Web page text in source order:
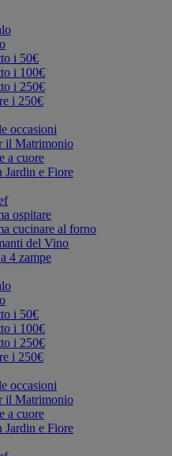
i 50€
i 100€
i 250€
i 250€
occasioni
il Matrimonio
a cuore
Jardin e Fiore
ospitare
cucinare al forno
del Vino
4 zampe
i 50€
i 100€
i 250€
i 250€
occasioni
il Matrimonio
a cuore
Jardin e Fiore